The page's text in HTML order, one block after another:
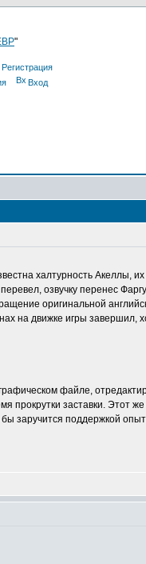
"
Регистрация
Вход
халтурность Акеллы,
озвучку перенес
оригинальной
на движке игры завершил,
файле,
прокрутки заставки. Этот
заручится поддержкой